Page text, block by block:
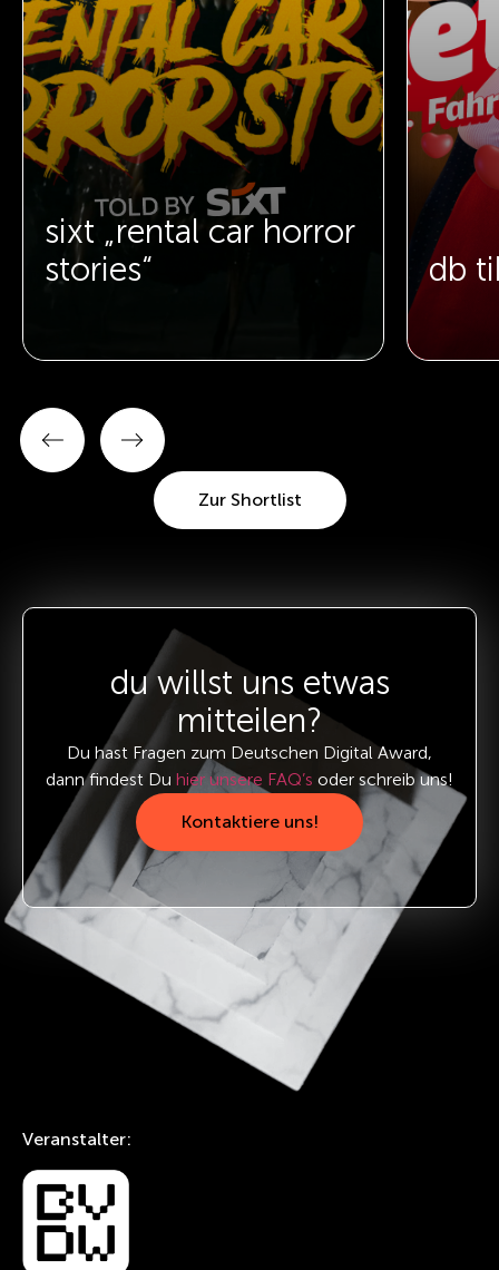
sixt „rental car horror
stories“
db
Zur Shortlist
du willst uns etwas
mitteilen?
Du hast Fragen zum Deutschen Digital Award,
dann findest Du hier unsere FAQ’s oder schreib uns!
Kontaktiere uns!
Veranstalter: